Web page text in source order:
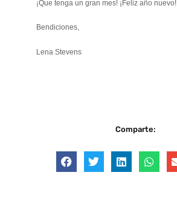
¡Que tenga un gran mes! ¡Feliz año nuevo!
Bendiciones,
Lena Stevens
Comparte: